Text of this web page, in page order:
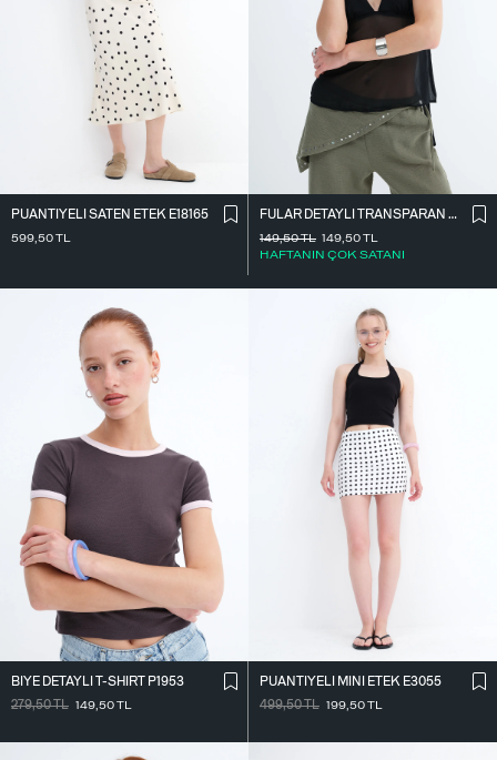
PUANTIYELI SATEN ETEK E18165
599,50TL
FULAR DETAYLI TRANSPARAN BLUZ A151
149,50TL
HAFTANIN ÇOK SATANI
149,50TL
BIYE DETAYLI T-SHIRT P1953
279,50TL 149,50TL
PUANTIYELI MINI ETEK E3055
499,50TL 199,50TL